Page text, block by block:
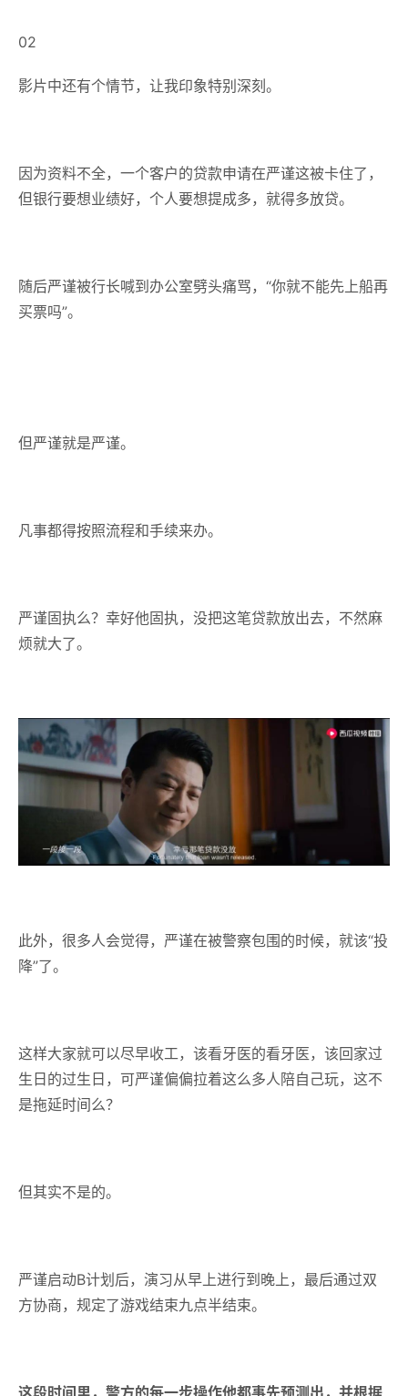
02
影片中还有个情节，让我印象特别深刻。
因为资料不全，一个客户的贷款申请在严谨这被卡住了，
但银行要想业绩好，个人要想提成多，就得多放贷。
随后严谨被行长喊到办公室劈头痛骂，“你就不能先上船再
买票吗”。
但严谨就是严谨。
凡事都得按照流程和手续来办。
严谨固执么？幸好他固执，没把这笔贷款放出去，不然麻
烦就大了。
此外，很多人会觉得，严谨在被警察包围的时候，就该“投
降”了。
这样大家就可以尽早收工，该看牙医的看牙医，该回家过
生日的过生日，可严谨偏偏拉着这么多人陪自己玩，这不
是拖延时间么？
但其实不是的。
严谨启动B计划后，演习从早上进行到晚上，最后通过双
方协商，规定了游戏结束九点半结束。